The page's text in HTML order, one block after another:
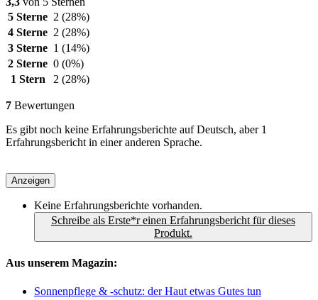
5 Sterne 2 (28%)
4 Sterne 2 (28%)
3 Sterne 1 (14%)
2 Sterne 0 (0%)
1 Stern
2 (28%)
7 Bewertungen
Es gibt noch keine Erfahrungsberichte auf Deutsch, aber 1
Erfahrungsbericht in einer anderen Sprache.
Anzeigen
Keine Erfahrungsberichte vorhanden.
Schreibe als Erste*r einen Erfahrungsbericht für dieses
Produkt.
Aus unserem Magazin:
Sonnenpflege & -schutz: der Haut etwas Gutes tun